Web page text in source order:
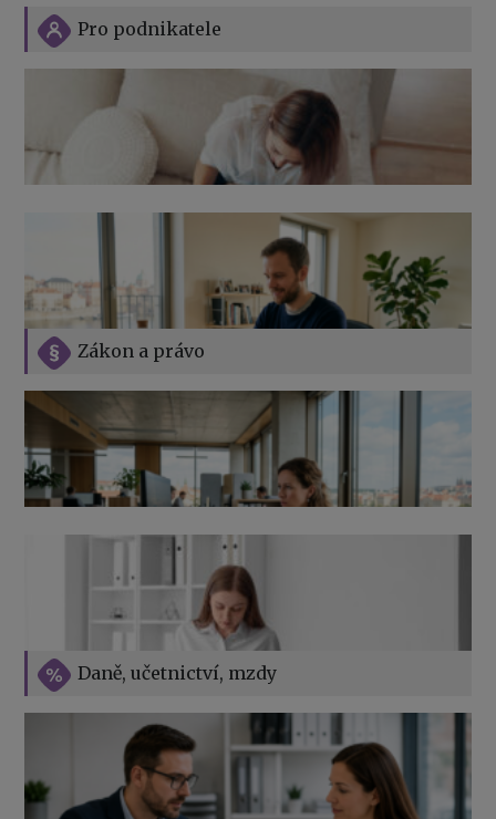
Daně, učetnictví, mzdy
Zákon a právo
Vše o překážkách v práci na straně zaměstnavatele
Pro podnikatele
Jak na podnikání při rodičovské dovolené
Přehledy pro OSSZ a zdravotní pojišťovny – jak na ně
v roce 2026